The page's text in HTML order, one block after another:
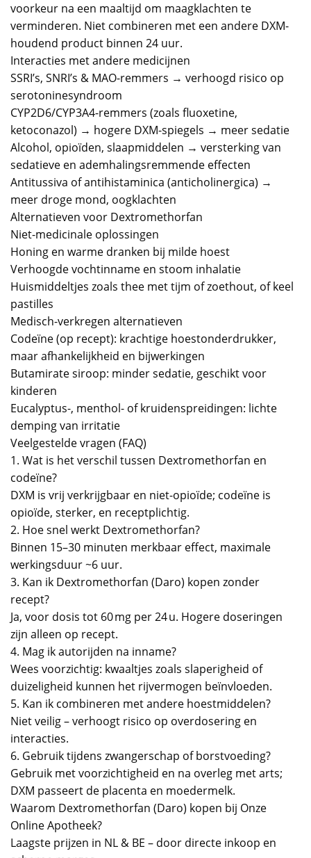
voorkeur na een maaltijd om maagklachten te
verminderen. Niet combineren met een andere DXM-
houdend product binnen 24 uur.
Interacties met andere medicijnen
SSRI’s, SNRI’s & MAO-remmers → verhoogd risico op
serotoninesyndroom
CYP2D6/CYP3A4-remmers (zoals fluoxetine,
ketoconazol) → hogere DXM-spiegels → meer sedatie
Alcohol, opioïden, slaapmiddelen → versterking van
sedatieve en ademhalingsremmende effecten
Antitussiva of antihistaminica (anticholinergica) →
meer droge mond, oogklachten
Alternatieven voor Dextromethorfan
Niet-medicinale oplossingen
Honing en warme dranken bij milde hoest
Verhoogde vochtinname en stoom inhalatie
Huismiddeltjes zoals thee met tijm of zoethout, of keel
pastilles
Medisch-verkregen alternatieven
Codeïne (op recept): krachtige hoestonderdrukker,
maar afhankelijkheid en bijwerkingen
Butamirate siroop: minder sedatie, geschikt voor
kinderen
Eucalyptus-, menthol- of kruidenspreidingen: lichte
demping van irritatie
Veelgestelde vragen (FAQ)
1. Wat is het verschil tussen Dextromethorfan en
codeïne?
DXM is vrij verkrijgbaar en niet-opioïde; codeïne is
opioïde, sterker, en receptplichtig.
2. Hoe snel werkt Dextromethorfan?
Binnen 15–30 minuten merkbaar effect, maximale
werkingsduur ~6 uur.
3. Kan ik Dextromethorfan (Daro) kopen zonder
recept?
Ja, voor dosis tot 60 mg per 24 u. Hogere doseringen
zijn alleen op recept.
4. Mag ik autorijden na inname?
Wees voorzichtig: kwaaltjes zoals slaperigheid of
duizeligheid kunnen het rijvermogen beïnvloeden.
5. Kan ik combineren met andere hoestmiddelen?
Niet veilig – verhoogt risico op overdosering en
interacties.
6. Gebruik tijdens zwangerschap of borstvoeding?
Gebruik met voorzichtigheid en na overleg met arts;
DXM passeert de placenta en moedermelk.
Waarom Dextromethorfan (Daro) kopen bij Onze
Online Apotheek?
Laagste prijzen in NL & BE – door directe inkoop en